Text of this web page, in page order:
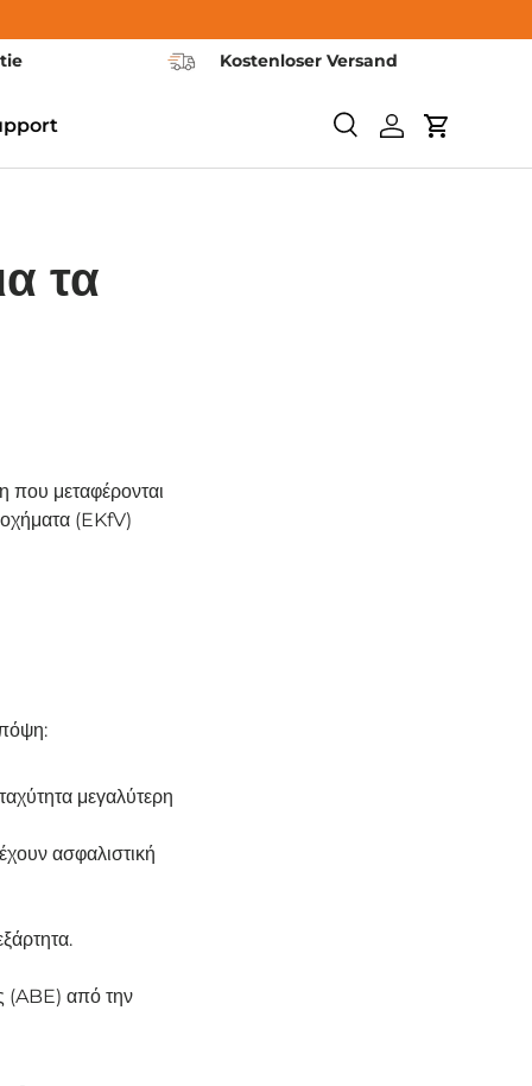
Kostenloser Versand
ΕρευναΣυνδεθείτεΚαροτσάκι
τα
που μεταφέρονται
οχήματα (EKfV)
μεγαλύτερη
ασφαλιστική
(ABE) από την